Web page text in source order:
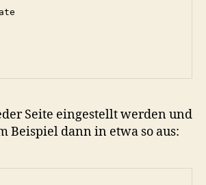
Seite eingestellt werden und
Beispiel dann in etwa so aus: